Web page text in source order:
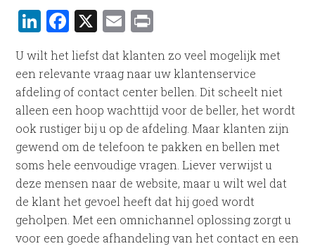
LinkedIn
Facebook
X Email
U wilt het liefst dat klanten zo veel mogelijk met
een relevante vraag naar uw klantenservice
afdeling of contact center bellen. Dit scheelt niet
alleen een hoop wachttijd voor de beller, het wordt
ook rustiger bij u op de afdeling. Maar klanten zijn
gewend om de telefoon te pakken en bellen met
soms hele eenvoudige vragen. Liever verwijst u
deze mensen naar de website, maar u wilt wel dat
de klant het gevoel heeft dat hij goed wordt
geholpen. Met een omnichannel oplossing zorgt u
voor een goede afhandeling van het contact en een